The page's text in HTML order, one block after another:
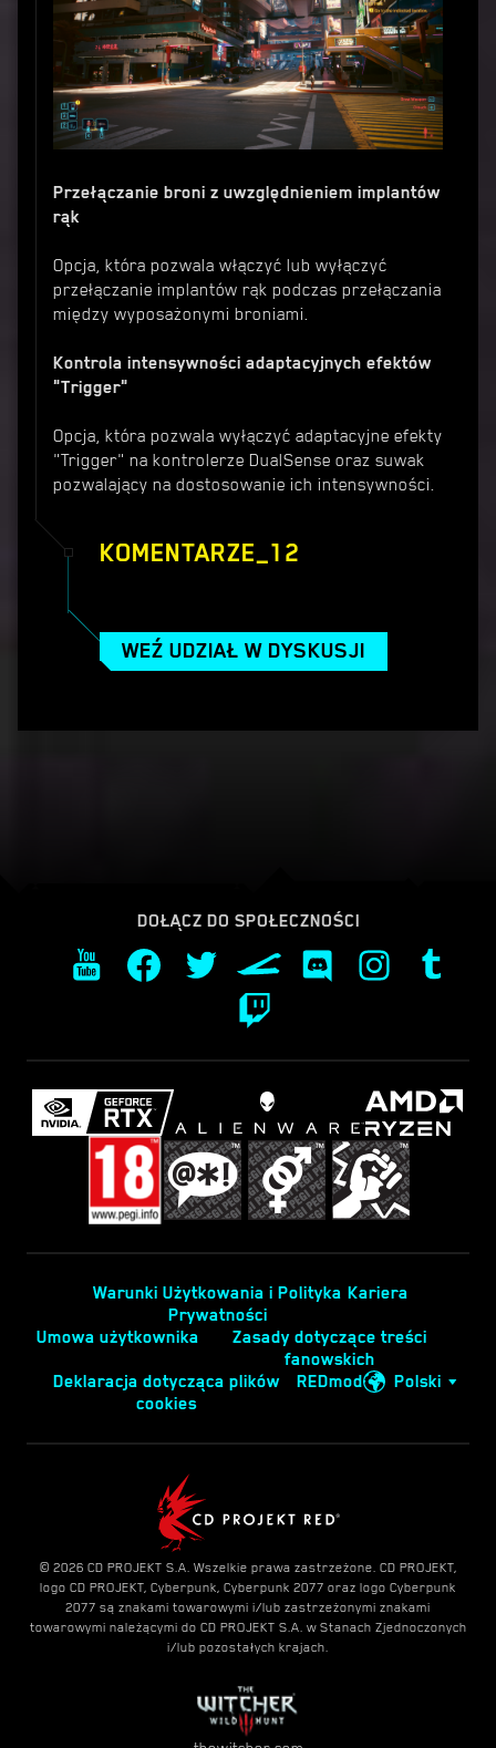
Przełączanie broni z uwzględnieniem implantów
rąk
Opcja, która pozwala włączyć lub wyłączyć
przełączanie implantów rąk podczas przełączania
między wyposażonymi broniami.
Kontrola intensywności adaptacyjnych efektów
"Trigger"
Opcja, która pozwala wyłączyć adaptacyjne efekty
"Trigger" na kontrolerze DualSense oraz suwak
pozwalający na dostosowanie ich intensywności.
KOMENTARZE_12
WEŹ UDZIAŁ W DYSKUSJI
DOŁĄCZ DO SPOŁECZNOŚCI
Warunki Użytkowania i Polityka
Prywatności
Kariera
Umowa użytkownika
Zasady dotyczące treści
fanowskich
Deklaracja dotycząca plików
cookies
REDmod Polski
© 2026 CD PROJEKT S.A. Wszelkie prawa zastrzeżone. CD PROJEKT,
logo CD PROJEKT, Cyberpunk, Cyberpunk 2077 oraz logo Cyberpunk
2077 są znakami towarowymi i/lub zastrzeżonymi znakami
towarowymi należącymi do CD PROJEKT S.A. w Stanach Zjednoczonych
i/lub pozostałych krajach.